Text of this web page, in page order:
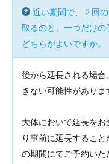
近い期間で、２回
取るのと、一つだけの
どちらがよいですか。
後から延長される場
きない可能性がありま
大体において延長を
り事前に延長するこ
の期間にてご予約いた